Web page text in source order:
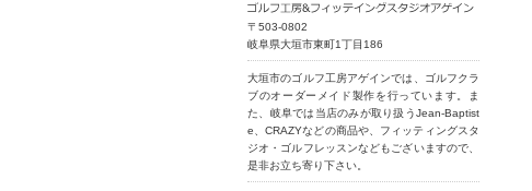
〒503-0802
岐阜県大垣市東町1丁目186
大垣市のゴルフ工房アゲインでは、ゴルフクラ
ブのオーダーメイド製作を行っています。ま
た、岐阜では当店のみが取り扱うJean-Baptist
e、CRAZYなどの商品や、フィッティングスタ
ジオ・ゴルフレッスンなどもございますので、
是非お立ち寄り下さい。